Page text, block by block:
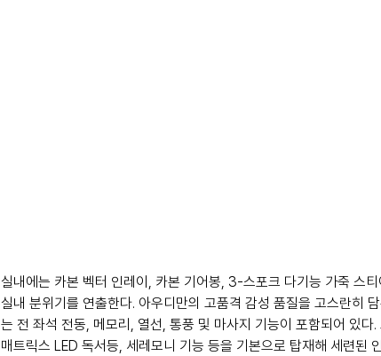
실내에는 카본 벡터 인레이, 카본 기어봉, 3-스포크 다기능 가죽 스
실내 분위기를 연출한다. 아우디만의 고품격 감성 품질을 고스란히
는 전 좌석 전동, 메모리, 열선, 통풍 및 마사지 기능이 포함되어 있
매트릭스 LED 독서등, 세레모니 기능 등을 기본으로 탑재해 세련된